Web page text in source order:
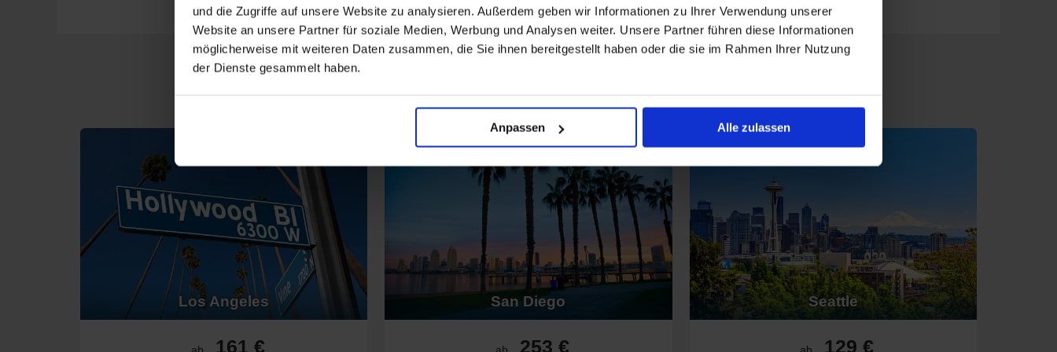
und die Zugriffe auf unsere Website zu analysieren. Außerdem geben wir Informationen zu Ihrer Verwendung unserer
Website an unsere Partner für soziale Medien, Werbung und Analysen weiter. Unsere Partner führen diese Informationen
möglicherweise mit weiteren Daten zusammen, die Sie ihnen bereitgestellt haben oder die sie im Rahmen Ihrer Nutzung
der Dienste gesammelt haben.
Anpassen Alle zulassen
Kalifornische Küste:Dramatische Klippen, Sandstrände, Surfen, Weinverkostungen und malerische Küstenstädte wie Santa Barbara oder Monterey.
Yosemite, Redwood und Lassen Volcanic National Park mit Wasserfällen, riesigen Mammutbäumen und Vulkanlandschaften.
Gletscher wie der Hubbard Glacier oder Glacier Bay, Fjorde und Tierbeobachtungen inklusive Wale, Adler und Bären.
Charmante Orte wie Astoria und Monterey zeigen die maritime Geschichte und Kultur der Westküste.
Die besten Reedereien für Westküsten-Kreuzfahrten
Ob Luxus, Familie oder Abenteuer – die Westküste hat für jeden das passende Schiff. Viele Reisen können Sie zudem alsDreamlines Packagebuchen: Diese praktischen
Pauschalangebote beinhalten häufig An- und Abreise, ausgewählte Ausflüge, Getränkepakete und weitere Extras – so können Sie Ihre Kreuzfahrt rundum sorglos genießen.
Große Reedereien
Princess Cruises Komfortable Schiffe wie Ruby Princess und Island Princess, erstklassige Unterhaltung, Gourmet-Restaurants. Abfahrt: Los Angeles & San Francisco.
Holland America Line
Elegante Schiffe wie Zaandam und Nieuw Amsterdam, kulturelle Aktivitäten, gehobene Gastronomie. Abfahrt: San Diego & Fort Lauderdale.
Royal Caribbean Cruises
Abenteuerlich und familienfreundlich: Quantum of the Seas & Navigator of the Seas mit Kletterwänden, Wasserparks und Entertainment. Abfahrt:
Los Angeles & Seattle.
Mehr anzeigen
Los Angeles
161 €
San Diego
253 €
Seattle
129 €